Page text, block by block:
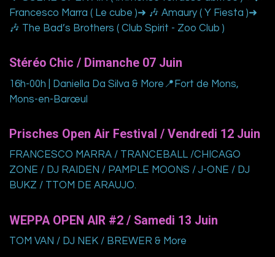
Francesco Marra ( Le cube )➜ 🎶 Amaury ( Y Fiesta )➜
🎶 The Bad’s Brothers ( Club Spirit - Zoo Club )
Stéréo Chic / Dimanche 07 Juin
16h-00h | Daniella Da Silva & More📍Fort de Mons,
Mons-en-Barœul
Prisches Open Air Festival / Vendredi 12 Juin
FRANCESCO MARRA / TRANCEBALL /CHICAGO
ZONE / DJ RAIDEN / PAMPLE MOONS / J-ONE / DJ
BUKZ / TTOM DE ARAUJO.
WEPPA OPEN AIR #2 / Samedi 13 Juin
TOM VAN / DJ NEK / BREWER & More